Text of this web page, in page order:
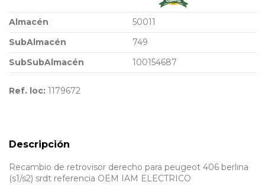
Almacén
50011
SubAlmacén
749
SubSubAlmacén
100154687
Ref. loc: 1179672
Descripción
Recambio de retrovisor derecho para peugeot 406 berlina
(s1/s2) srdt referencia OEM IAM ELECTRICO